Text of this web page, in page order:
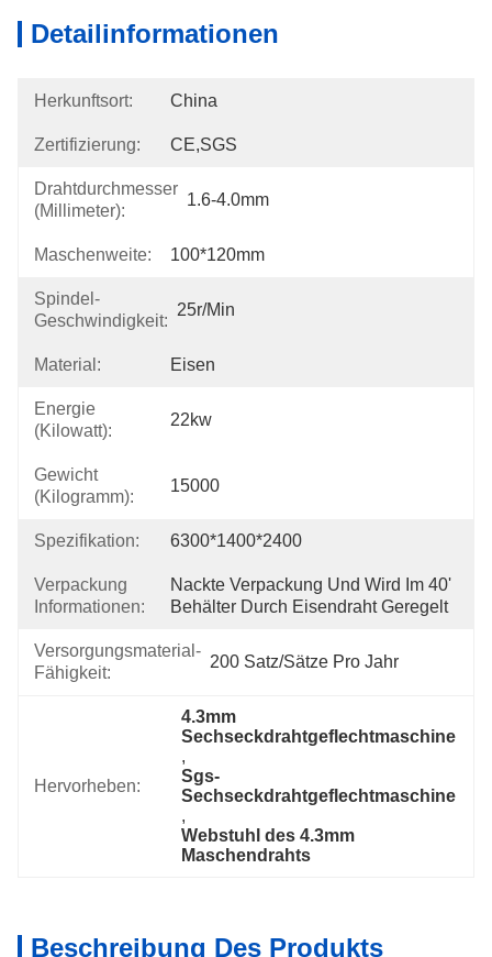
Detailinformationen
Herkunftsort: China
Zertifizierung: CE,SGS
Drahtdurchmesser
(Millimeter):
1.6-4.0mm
Maschenweite: 100*120mm
Spindel-
Geschwindigkeit:
25r/min
Material: Eisen
Energie
(Kilowatt):
22kw
Gewicht
(Kilogramm):
15000
Spezifikation: 6300*1400*2400
Verpackung
Informationen:
Nackte Verpackung Und Wird Im 40'
Behälter Durch Eisendraht Geregelt
Versorgungsmaterial-
Fähigkeit:
200 Satz/Sätze Pro Jahr
Hervorheben:
4.3mm
Sechseckdrahtgeflechtmaschine
,
Sgs-
Sechseckdrahtgeflechtmaschine
,
Webstuhl des 4.3mm
Maschendrahts
Beschreibung Des Produkts